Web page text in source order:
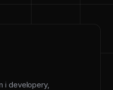
i developery,